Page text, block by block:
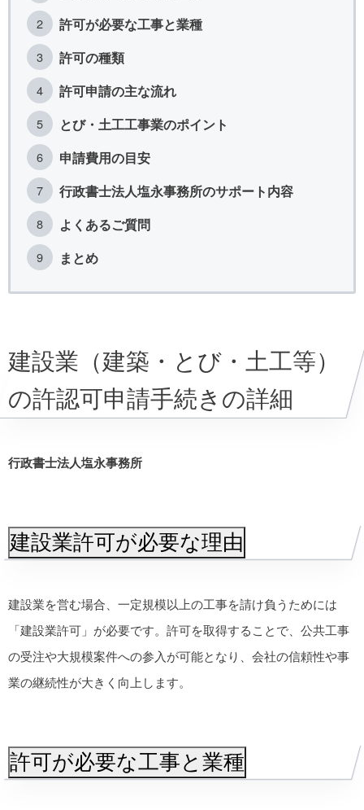
許可が必要な工事と業種
許可の種類
許可申請の主な流れ
とび・土工工事業のポイント
申請費用の目安
行政書士法人塩永事務所のサポート内容
よくあるご質問
まとめ
建設業（建築・とび・土工等）
の許認可申請手続きの詳細
行政書士法人塩永事務所
建設業許可が必要な理由
建設業を営む場合、一定規模以上の工事を請け負うためには
「建設業許可」が必要です。許可を取得することで、公共工事
の受注や大規模案件への参入が可能となり、会社の信頼性や事
業の継続性が大きく向上します。
許可が必要な工事と業種